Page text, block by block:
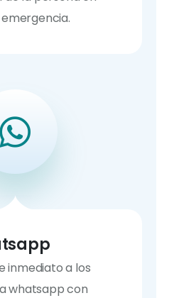
inmediato a los
whatsapp con